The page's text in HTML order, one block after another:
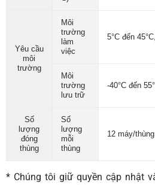
Yêu cầu
môi
trường
Môi
trường
làm
việc
5°C đến
Môi
trường
lưu trữ
-40°C đến
Số
lượng
đóng
thùng
Số
lượng
mỗi
thùng
12 máy/thùng
* Chúng tôi giữ quyền cập nhật